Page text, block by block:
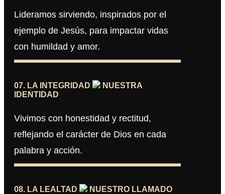
Lideramos sirviendo, inspirados por el
ejemplo de Jesús, para impactar vidas
con humildad y amor.
07. LA INTEGRIDAD
NUESTRA
IDENTIDAD
Vivimos con honestidad y rectitud,
reflejando el carácter de Dios en cada
palabra y acción.
08. LA LEALTAD NUESTRO LLAMADO